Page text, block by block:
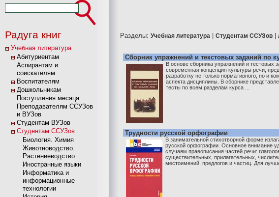
Радуга книг
Учебная литература
Абитуриентам
Аспирантам и
соискателям
Воспитателям
Дошкольникам
Поступления месяца
Преподавателям ССУЗов
и ВУЗов
Студентам ВУЗов
Студентам ССУЗов
Биология. Химия
Животноводство.
Растениеводство
Иностранные языки
Информатика и
информационные
технологии
Разделы: Учебная литература Студентам ССУЗов
Сборник упражнений и текстовых заданий по
В основе сборника упражнений и тестовых
современная концепция культуры речи,
разработку не только нормативного, но и
аспекта дисциплины. В сборнике
тесты по всем разделам курса ...
Трудности русской орфографии
В занимательной стихотворной форме
русской орфографии. Основное внимание
случаям правописания частей речи:
существительных, прилагательных,
местоимений, предлогов и частиц. Для